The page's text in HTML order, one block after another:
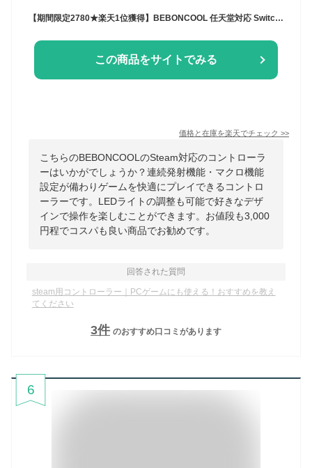
この商品をサイトでみる
価格と在庫を楽天でチェック >>
こちらのBEBONCOOLのSteam対応のコントローラ
ーはいかがでしょうか？連続発射機能・マクロ機能
設定が備わりゲームを快適にプレイできるコントロ
ーラーです。LEDライトの調整も可能で好きなデザ
インで操作を楽しむことができます。お値段も3,000
円程でコスパも良い商品でお勧めです。
回答された質問
steam用コントローラー｜PCゲームにも使える！おすすめを教え
てください
3件 のおすすめ口コミがあります
6